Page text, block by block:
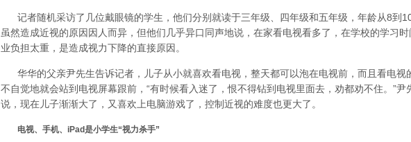
记者随机采访了几位戴眼镜的学生，他们分别就读于三年级、四年级和五年级，年龄从8到10
虽然造成近视的原因因人而异，但他们几乎异口同声地说，在家看电视看多了，在学校的学习
业负担太重，是造成视力下降的直接原因。
华华的父亲尹先生告诉记者，儿子从小就喜欢看电视，整天都可以泡在电视前，而且看电视
不自觉地就会站到电视屏幕跟前，“有时候看入迷了，恨不得钻到电视里面去，劝都劝不住。”尹
说，现在儿子渐渐大了，又喜欢上电脑游戏了，控制近视的难度也更大了。
电视、手机、iPad是小学生“视力杀手”